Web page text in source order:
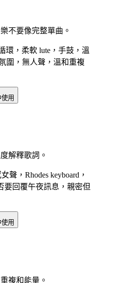
不要像完整單曲。
環，柔軟 lute，手鼓，溫
圍，無人聲，溫和重複
用
解釋歌詞。
聲，Rhodes keyboard，
要回覆午夜訊息，親密但
用
複和能量。